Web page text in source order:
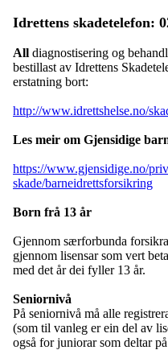
Idrettens skadetelefon:
All diagnostisering og
bestillast av Idrettens
erstatning bort:
http://www.idrettshelse.no/
Les meir om Gjensidige
https://www.gjensidige.no/
skade/barneidrettsforsikring
Born frå 13 år
Gjennom særforbunda
gjennom lisensar som vert
med det år dei fyller 13 år.
Seniornivå
På seniornivå må alle
(som til vanleg er ein del av
også for juniorar som deltar